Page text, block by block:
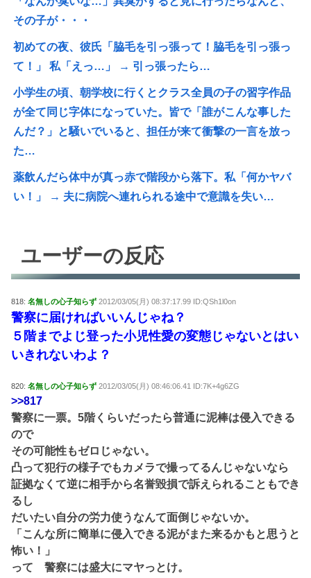
その子が・・・
初めての夜、彼氏「脇毛を引っ張って！脇毛を引っ張っ
て！」 私「えっ…」 → 引っ張ったら…
小学生の頃、朝学校に行くとクラス全員の子の習字作品
が全て同じ字体になっていた。皆で「誰がこんな事した
んだ？」と騒いでいると、担任が来て衝撃の一言を放っ
た…
薬飲んだら体中が真っ赤で階段から落下。私「何かヤバ
い！」 → 夫に病院へ連れられる途中で意識を失い…
ユーザーの反応
818: 名無しの心子知らず 2012/03/05(月) 08:37:17.99 ID:QSh1l0on
警察に届ければいいんじゃね？
５階までよじ登った小児性愛の変態じゃないとはい
いきれないわよ？
820: 名無しの心子知らず 2012/03/05(月) 08:46:06.41 ID:7K+4g6ZG
>>817
警察に一票。5階くらいだったら普通に泥棒は侵入できる
ので
その可能性もゼロじゃない。
凸って犯行の様子でもカメラで撮ってるんじゃないなら
証拠なくて逆に相手から名誉毀損で訴えられることもでき
るし
だいたい自分の労力使うなんて面倒じゃないか。
「こんな所に簡単に侵入できる泥がまた来るかもと思うと
怖い！」
って 警察には盛大にマヤっとけ。